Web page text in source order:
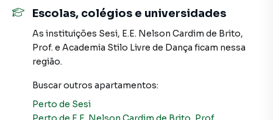
Negocie seu imóvel de forma totalmente online, com
segurança e tranquilidade. Na Mix Nascimento você
consegue comprar ou alugar um imóvel em São Bernardo
do Campo mesmo não estando na cidade e com a
ou smartphone. Nós criamos soluções inovadoras para
simplificar a relação de proprietários, inquilinos e
Escolas, colégios e universidades
As instituições Sesi, E.E. Nelson Cardim de Brito,
Prof. e Academia Stilo Livre de Dança ficam nessa
região.
Buscar outros apartamentos:
Perto de Sesi